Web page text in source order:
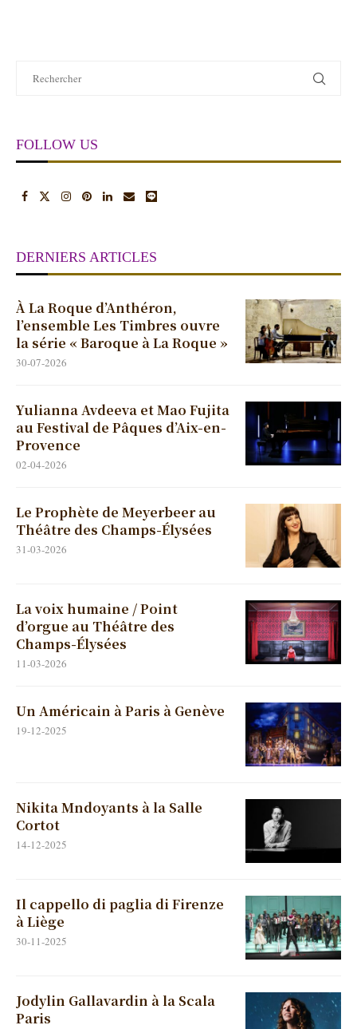
FOLLOW US
DERNIERS ARTICLES
À La Roque d’Anthéron,
l’ensemble Les Timbres ouvre
la série « Baroque à La Roque »
30-07-2026
Yulianna Avdeeva et Mao Fujita
au Festival de Pâques d’Aix-en-
Provence
02-04-2026
Le Prophète de Meyerbeer au
Théâtre des Champs-Élysées
31-03-2026
La voix humaine / Point
d’orgue au Théâtre des
Champs-Élysées
11-03-2026
Un Américain à Paris à Genève
19-12-2025
Nikita Mndoyants à la Salle
Cortot
14-12-2025
Il cappello di paglia di Firenze
à Liège
30-11-2025
Jodylin Gallavardin à la Scala
Paris